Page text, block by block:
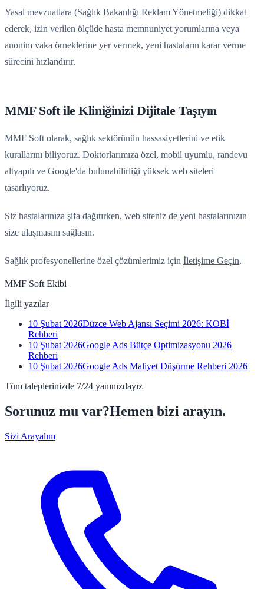
Yasal mevzuatlara (Sağlık Bakanlığı Reklam Yönetmeliği) dikkat
ederek, izin verilen ölçüde hasta memnuniyet yorumlarına veya
anonim vaka örneklerine yer vermek, yeni hastaların karar verme
sürecini hızlandırır.
MMF Soft ile Kliniğinizi Dijitale Taşıyın
MMF Soft olarak, sağlık sektörünün hassasiyetlerini ve etik
kurallarını biliyoruz. Doktorlarımıza özel, mobil uyumlu, randevu
altyapılı ve Google'da bulunabilirliği yüksek web siteleri
tasarlıyoruz.
Siz hastalarınıza şifa dağıtırken, web siteniz de yeni hastalarınızın
size ulaşmasını sağlasın.
Sağlık profesyonellerine özel çözümlerimiz için İletişime Geçin.
MMF Soft Ekibi
İlgili yazılar
10 Şubat 2026Düzce Web Ajansı Seçimi 2026: KOBİ
Rehberi
10 Şubat 2026Google Ads Bütçe Optimizasyonu 2026
Rehberi
10 Şubat 2026Google Ads Maliyet Düşürme Rehberi 2026
Tüm taleplerinizde 7/24 yanınızdayız
Sorunuz mu var?Hemen bizi arayın.
Sizi Arayalım